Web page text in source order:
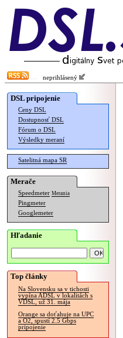
neprihlásený
DSL pripojenie
Ceny DSL
Dostupnosť DSL
Fórum o DSL
Výsledky meraní
Satelitná mapa SR
Merače
Speedmeter Merania
Pingmeter
Googlemeter
Hľadanie
Top články
Na Slovensku sa v tichosti
vypína ADSL v lokalitách s
VDSL, už 31. mája
Orange sa doťahuje na UPC
a O2, spustí 2.5 Gbps
pripojenie